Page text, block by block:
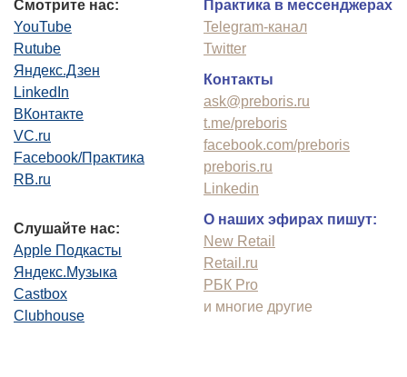
Смотрите нас:
YouTube
Rutube
Яндекс.Дзен
LinkedIn
ВКонтакте
VC.ru
Facebook/Практика
RB.ru
Слушайте нас:
Apple Подкасты
Яндекс.Музыка
Castbox
Clubhouse
Практика в мессенджерах
Telegram-канал
Twitter
Контакты
ask@preboris.ru
t.me/preboris
facebook.com/preboris
preboris.ru
Linkedin
О наших эфирах пишут:
New Retail
Retail.ru
РБК Pro
и многие другие